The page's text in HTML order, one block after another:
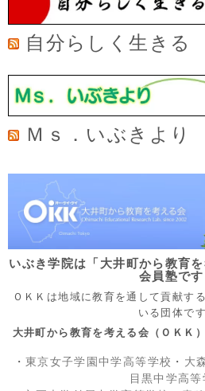
自分らしく生きる
Ｍｓ．いぶきより
いぶき学院は「大井町から教育
会員塾です
ＯＫＫは地域に教育を通して貢献す
いる団体です
大井町から教育を考える会（ＯＫＫ
・ 東京女子学園中学高等学校 ・ 大
目黒中学高等